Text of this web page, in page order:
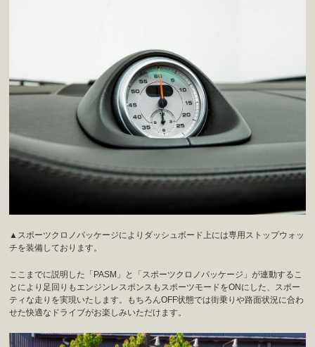
▲スポーツクロノパッケージによりダッシュボード上には専用ストップウォッ
チを装備しております。
ここまでに説明した「PASM」と「スポーツクロノパッケージ」が連動するこ
とにより足回りもエンジンレスポンスもスポーツモードをONにした、スポー
ティな走りを実現いたします。もちろんOFF状態では街乗りや路面状況に合わ
せた快適なドライブがお楽しみいただけます。